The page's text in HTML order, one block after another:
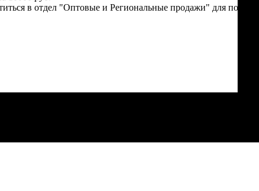
в отдел "Оптовые и Региональные продажи" для